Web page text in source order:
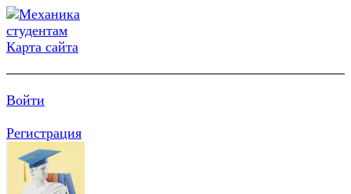
Карта сайта
Войти
Регистрация